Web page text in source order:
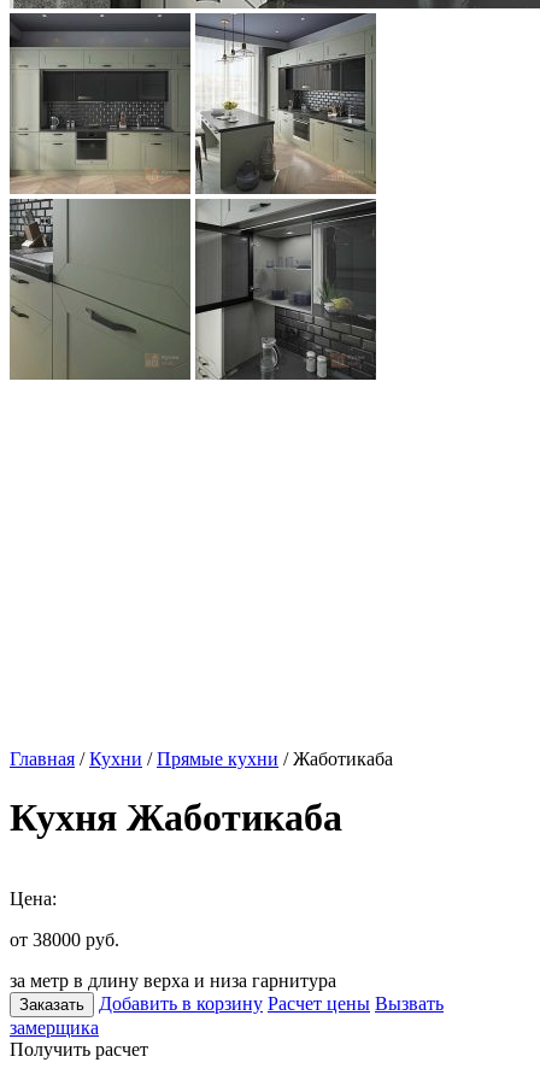
Главная /Кухни /Прямые кухни / Жаботикаба
Кухня Жаботикаба
Цена:
от 38000 руб.
за метр в длину верха и низа гарнитура
Заказать Добавить в корзину Расчет цены Вызвать
замерщика
Получить расчет